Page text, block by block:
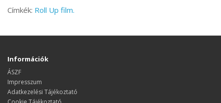
Címkék: Roll Up film.
Információk
ÁSZF
Impresszum
Adatkezelési Tájékoztató